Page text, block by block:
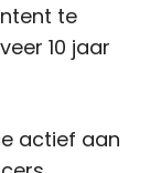
te
10 jaar
actief aan